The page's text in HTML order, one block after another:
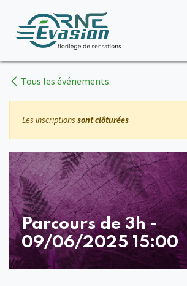
Tous les événements
Les inscriptions sont clôturées
Parcours de 3h -
09/06/2025 15:00